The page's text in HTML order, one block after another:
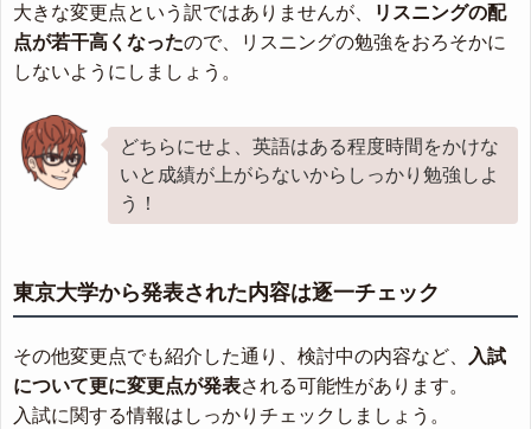
大きな変更点という訳ではありませんが、
リスニングの配
点が若干高くなったので、リスニングの勉強をおろそかに
しないようにしましょう。
どちらにせよ、英語はある程度時間をかけな
いと成績が上がらないからしっかり勉強しよ
う！
東京大学から発表された内容は逐一チェック
その他変更点でも紹介した通り、検討中の内容など、
入試
について更に変更点が発表される可能性があります。
入試に関する情報はしっかりチェックしましょう。